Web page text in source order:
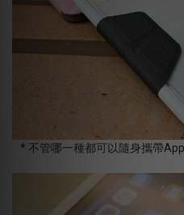
* 不管哪一種都可以隨身攜帶